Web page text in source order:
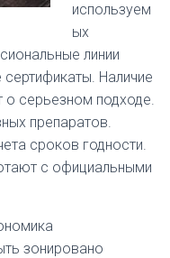
используем
ых
линии
Наличие
о серьезном подходе.
препаратов.
сроков годности.
с официальными
зонировано